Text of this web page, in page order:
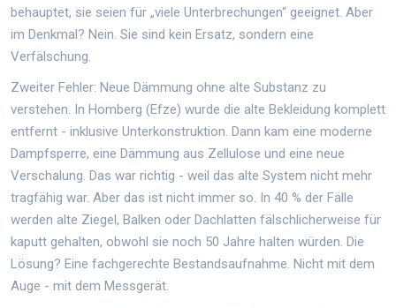
behauptet, sie seien für „viele Unterbrechungen“ geeignet. Aber
im Denkmal? Nein. Sie sind kein Ersatz, sondern eine
Verfälschung.
Zweiter Fehler: Neue Dämmung ohne alte Substanz zu
verstehen. In Homberg (Efze) wurde die alte Bekleidung komplett
entfernt - inklusive Unterkonstruktion. Dann kam eine moderne
Dampfsperre, eine Dämmung aus Zellulose und eine neue
Verschalung. Das war richtig - weil das alte System nicht mehr
tragfähig war. Aber das ist nicht immer so. In 40 % der Fälle
werden alte Ziegel, Balken oder Dachlatten fälschlicherweise für
kaputt gehalten, obwohl sie noch 50 Jahre halten würden. Die
Lösung? Eine fachgerechte Bestandsaufnahme. Nicht mit dem
Auge - mit dem Messgerät.